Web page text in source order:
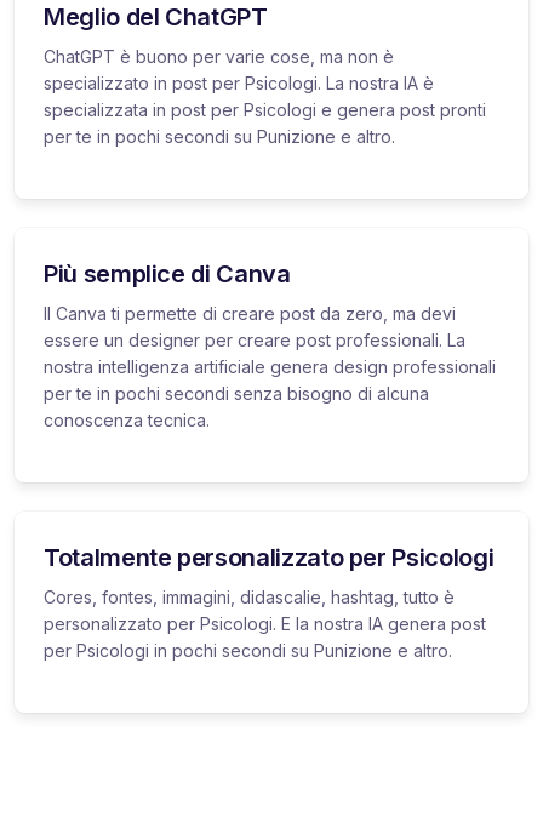
Meglio del ChatGPT
ChatGPT è buono per varie cose, ma non è
specializzato in post per Psicologi. La nostra IA è
specializzata in post per Psicologi e genera post pronti
per te in pochi secondi su Punizione e altro.
Più semplice di Canva
Il Canva ti permette di creare post da zero, ma devi
essere un designer per creare post professionali. La
nostra intelligenza artificiale genera design professionali
per te in pochi secondi senza bisogno di alcuna
conoscenza tecnica.
Totalmente personalizzato per Psicologi
Cores, fontes, immagini, didascalie, hashtag, tutto è
personalizzato per Psicologi. E la nostra IA genera post
per Psicologi in pochi secondi su Punizione e altro.